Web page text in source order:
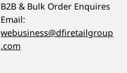
B2B & Bulk Order Enquires
Email:
webusiness@dfiretailgroup
.com